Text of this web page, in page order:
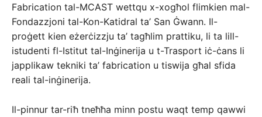
Fabrication tal-MCAST wettqu x-xogħol flimkien mal-
Fondazzjoni tal-Kon-Katidral ta’ San Ġwann. Il-
proġett kien eżerċizzju ta’ tagħlim prattiku, li ta lill-
istudenti fl-Istitut tal-Inġinerija u t-Trasport iċ-ċans li
japplikaw tekniki ta’ fabrication u tiswija għal sfida
reali tal-inġinerija.
Il-pinnur tar-riħ tneħħa minn postu waqt temp qawwi